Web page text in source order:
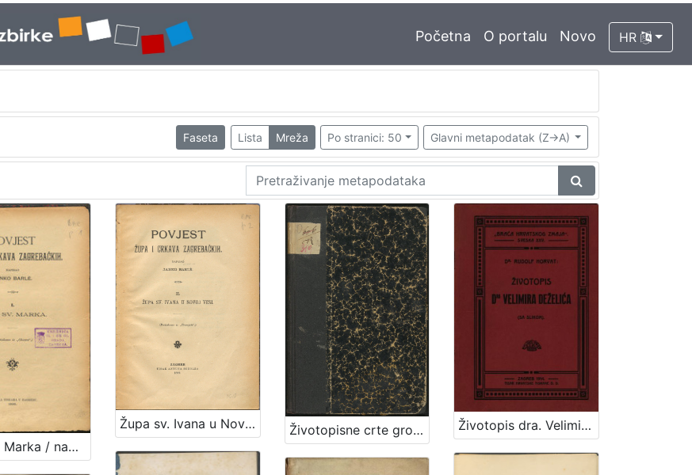
Početna O portalu Novo HR
Faseta Lista Mreža Po stranici: 50 Glavni metapodatak (Z->A)
Župa sv. Marka / napisao Janko Barle
Župa sv. Ivana u Novoj vesi / napisao Janko Barle Životopisne crte grofa Nikole Šubića-Zrinjskoga Sigetskoga / od Slavomila Peroka Životopis dra. Velimira Deželića / Rudolf Horvat